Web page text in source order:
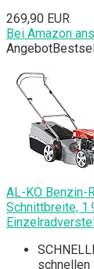
269,90 EUR
Bei Amazon
Angebot
AL-KO Benzin-
Schnittbreite,